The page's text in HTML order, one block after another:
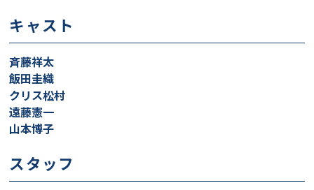
キャスト
斉藤祥太
飯田圭織
クリス松村
遠藤憲一
山本博子
スタッフ